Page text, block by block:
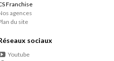
Franchise
agences
du site
sociaux
Youtube